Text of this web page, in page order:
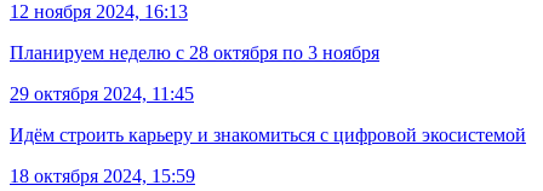
12 ноября 2024, 16:13
Планируем неделю с 28 октября по 3 ноября
29 октября 2024, 11:45
Идём строить карьеру и знакомиться с цифровой экосистемой
18 октября 2024, 15:59